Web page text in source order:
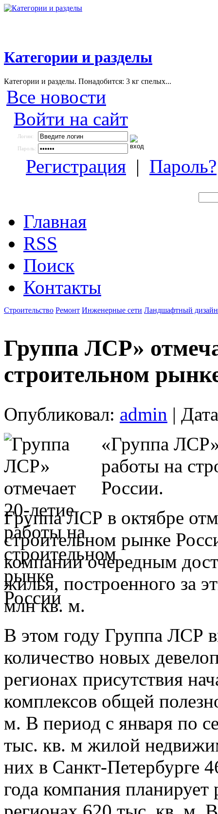
Категории и разделы
Категории и разделы. Понадобится: 3 кг спелых...
Все новости
Войти на сайт
Логин:
Пароль:
Регистрация | Пароль?
Главная
RSS
Поиск
Контакты
Строительство Ремонт Инженерные сети Ландшафтный дизайн
Группа ЛСР»
строительном
Опубликовал: admin |
«Группа
работы на
России.
Группа ЛСР в октябре
строительном рынке
компании очередным
жилья, построенного за
млн кв. м.
В этом году Группа ЛСР
количество новых
регионах присутствия
комплексов общей
м. В период с января по
тыс. кв. м жилой
них в Санкт-Петербурге
года компания планирует